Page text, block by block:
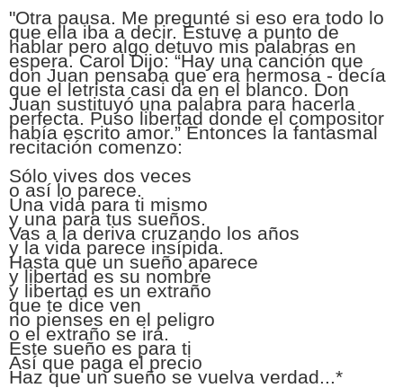
"Otra pausa. Me pregunté si eso era todo lo
que ella iba a decir. Estuve a punto de
hablar pero algo detuvo mis palabras en
espera. Carol Dijo: “Hay una canción que
don Juan pensaba que era hermosa - decía
que el letrista casi da en el blanco. Don
Juan sustituyó una palabra para hacerla
perfecta. Puso libertad donde el compositor
había escrito amor.” Entonces la fantasmal
recitación comenzo:
Sólo vives dos veces
o así lo parece.
Una vida para ti mismo
y una para tus sueños.
Vas a la deriva cruzando los años
y la vida parece insípida.
Hasta que un sueño aparece
y libertad es su nombre
y libertad es un extraño
que te dice ven
no pienses en el peligro
o el extraño se irá.
Este sueño es para ti
Así que paga el precio
Haz que un sueño se vuelva verdad...*